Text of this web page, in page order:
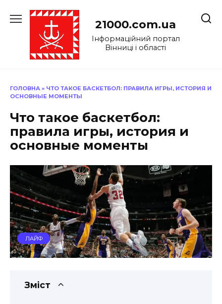
до
21000.com.ua
Інформаційний портал
Вінниці і області
ГОЛОВНА » ЧТО ТАКОЕ БАСКЕТБОЛ: ПРАВИЛА ИГРЫ, ИСТОРИЯ И
ОСНОВНЫЕ МОМЕНТЫ
Что такое баскетбол:
правила игры, история и
основные моменты
ЛАЙФ
Зміст